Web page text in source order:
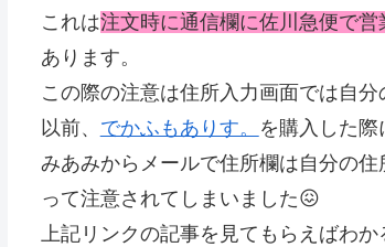
これは注文時に通信欄に佐川急便で
あります。
この際の注意は住所入力画面では自
以前、 でかふもありす。 を購入した
みあみからメールで住所欄は自分の
って注意されてしまいました😖
上記リンクの記事を見てもらえばわ